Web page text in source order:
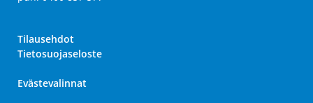
Tilausehdot
Tietosuojaseloste
Evästevalinnat